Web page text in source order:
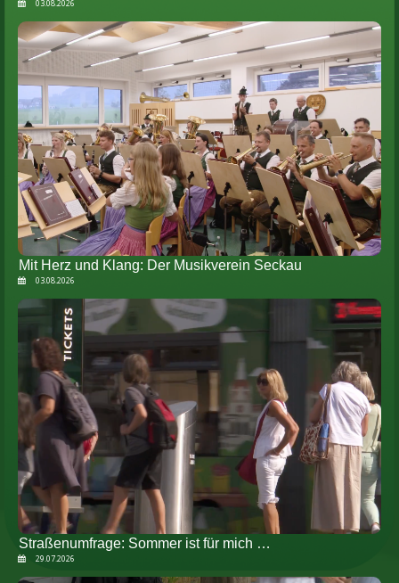
03.08.2026
Mit Herz und Klang: Der Musikverein Seckau
03.08.2026
Straßenumfrage: Sommer ist für mich …
29.07.2026